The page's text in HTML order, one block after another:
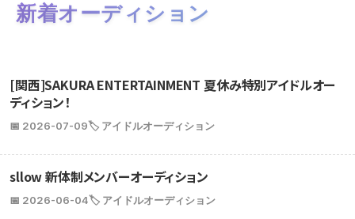
新着オーディション
[関西]SAKURA ENTERTAINMENT 夏休み特別アイドルオー
ディション！
📅 2026-07-09🏷️ アイドルオーディション
sllow 新体制メンバーオーディション
📅 2026-06-04🏷️ アイドルオーディション